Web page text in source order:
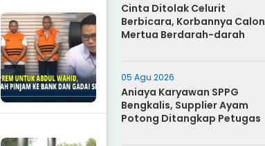
Cinta Ditolak Celurit
Berbicara, Korbannya Calon
Mertua Berdarah-darah
05 Agu 2026
Aniaya Karyawan SPPG
Bengkalis, Supplier Ayam
Potong Ditangkap Petugas